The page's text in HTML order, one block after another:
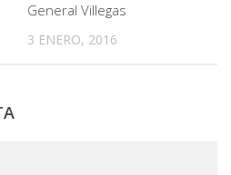
General Villegas
3 ENERO, 2016